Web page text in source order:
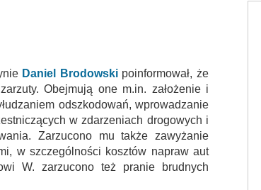
Daniel Brodowskipoinformował, że
Obejmują one m.in. założenie i
odszkodowań, wprowadzanie
w zdarzeniach drogowych i
Zarzucono mu także zawyżanie
w szczególności kosztów napraw aut
W. zarzucono też pranie brudnych